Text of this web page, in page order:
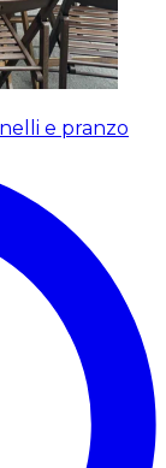
e pranzo